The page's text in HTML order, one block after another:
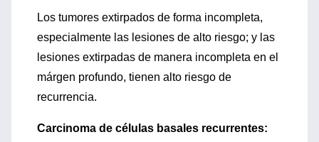
Los tumores extirpados de forma incompleta,
especialmente las lesiones de alto riesgo; y las
lesiones extirpadas de manera incompleta en el
márgen profundo, tienen alto riesgo de
recurrencia.
Carcinoma de células basales recurrentes: